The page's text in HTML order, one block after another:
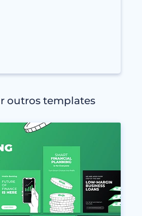
outros templates